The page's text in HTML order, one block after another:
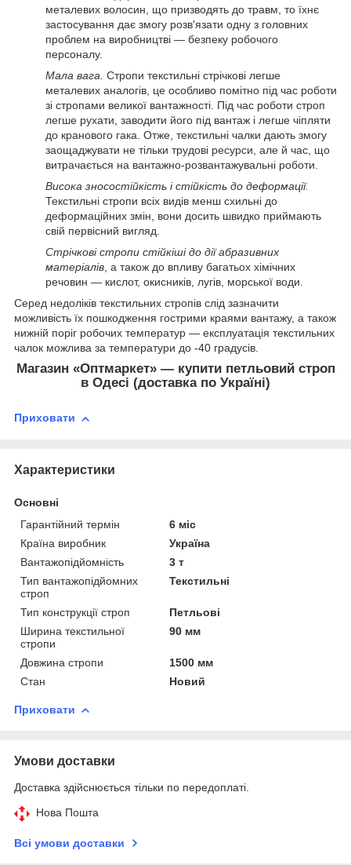
металевих волосин, що призводять до травм, то їхнє
застосування дає змогу розв'язати одну з головних
проблем на виробництві — безпеку робочого
персоналу.
Мала вага. Стропи текстильні стрічкові легше
металевих аналогів, це особливо помітно під час роботи
зі стропами великої вантажності. Під час роботи строп
легше рухати, заводити його під вантаж і легше чіпляти
до кранового гака. Отже, текстильні чалки дають змогу
заощаджувати не тільки трудові ресурси, але й час, що
витрачається на вантажно-розвантажувальні роботи.
Висока зносостійкість і стійкість до деформації.
Текстильні стропи всіх видів менш схильні до
деформаційних змін, вони досить швидко приймають
свій первісний вигляд.
Стрічкові стропи стійкіші до дії абразивних
матеріалів , а також до впливу багатьох хімічних
речовин — кислот, окисників, лугів, морської води.
Серед недоліків текстильних стропів слід зазначити
можливість їх пошкодження гострими краями вантажу, а також
нижній поріг робочих температур — експлуатація текстильних
чалок можлива за температури до -40 градусів.
Магазин «Оптмаркет» — купити петльовий строп
в Одесі (доставка по Україні)
Приховати
Характеристики
Основні
Гарантійний термін
6 міс
Країна виробник
Україна
Вантажопідйомність
3 т
Тип вантажопідйомних
строп
Текстильні
Тип конструкції строп
Петльові
Ширина текстильної
стропи
90 мм
Довжина стропи
1500 мм
Стан
Новий
Приховати
Умови доставки
Доставка здійснюється тільки по передоплаті.
Нова Пошта
Всі умови доставки